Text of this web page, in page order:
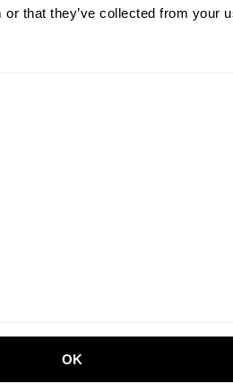
or that they’ve collected from your
OK